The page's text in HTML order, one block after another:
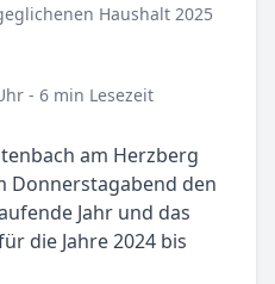
Haushalt 2025
- 6 min Lesezeit
am Herzberg
Donnerstagabend den
Jahr und das
die Jahre 2024 bis